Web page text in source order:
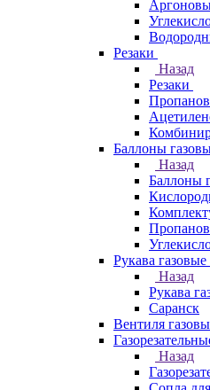
Резаки
Назад
Резаки
Баллоны
Назад
Баллоны
Рукава газовые
Назад
Рукава
Саранск
Вентиля
Назад